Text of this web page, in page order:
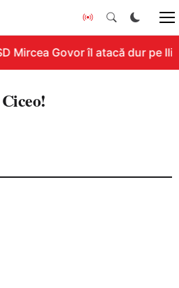
Mircea Govor îl atacă dur pe